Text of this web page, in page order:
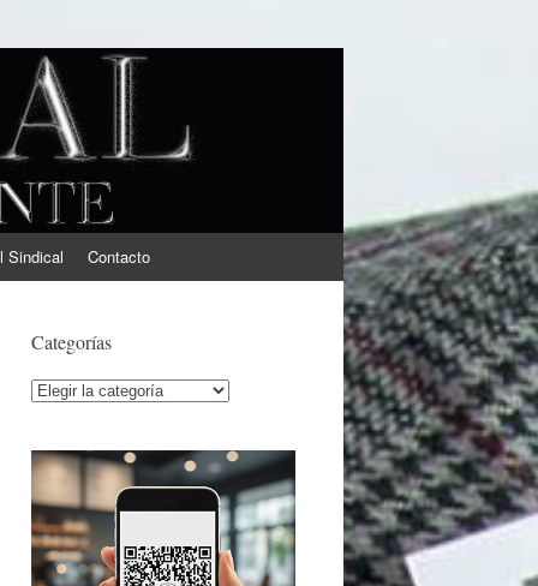
Sindical Contacto
Categorías
Categorías